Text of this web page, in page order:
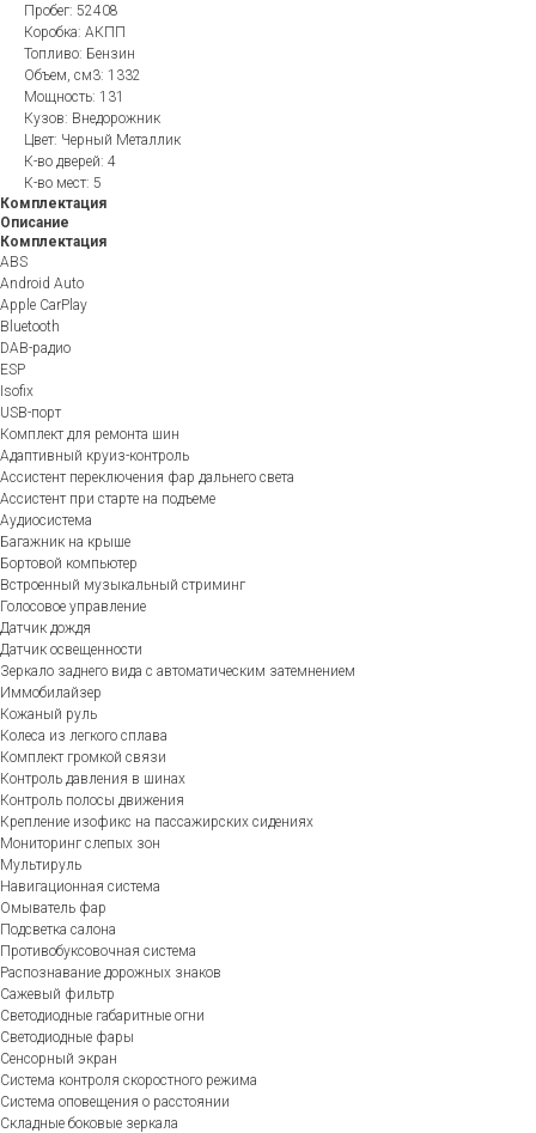
Пробег: 52408
Коробка: АКПП
Топливо: Бензин
Объем, см3: 1332
Мощность: 131
Кузов: Внедорожник
Цвет: Черный Металлик
К-во дверей: 4
К-во мест: 5
Комплектация
Описание
Комплектация
ABS
Android Auto
Apple CarPlay
Bluetooth
DAB-радио
ESP
Isofix
USB-порт
Комплект для ремонта шин
Адаптивный круиз-контроль
Ассистент переключения фар дальнего света
Ассистент при старте на подъеме
Аудиосистема
Багажник на крыше
Бортовой компьютер
Встроенный музыкальный стриминг
Голосовое управление
Датчик дождя
Датчик освещенности
Зеркало заднего вида с автоматическим затемнением
Иммобилайзер
Кожаный руль
Колеса из легкого сплава
Комплект громкой связи
Контроль давления в шинах
Контроль полосы движения
Крепление изофикс на пассажирских сидениях
Мониторинг слепых зон
Мультируль
Навигационная система
Омыватель фар
Подсветка салона
Противобуксовочная система
Распознавание дорожных знаков
Сажевый фильтр
Светодиодные габаритные огни
Светодиодные фары
Сенсорный экран
Система контроля скоростного режима
Система оповещения о расстоянии
Складные боковые зеркала